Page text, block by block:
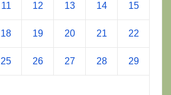
11 12 13 14 15
18 19 20 21 22
25 26 27 28 29